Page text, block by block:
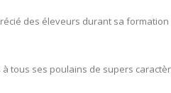
des éleveurs durant sa formation
tous ses poulains de supers